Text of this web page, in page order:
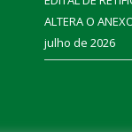
ALTERA O
julho de 2026